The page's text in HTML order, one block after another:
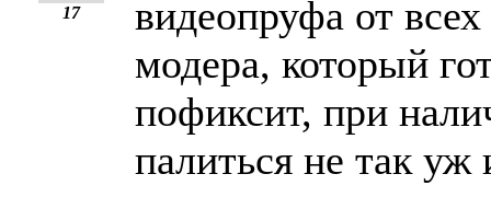
17
видеопруфа от
модера, который
пофиксит, при
палиться не так